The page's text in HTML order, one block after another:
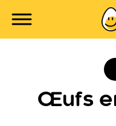
Œufs